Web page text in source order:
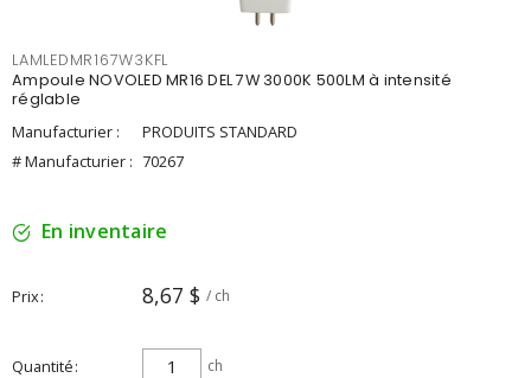
LAMLEDMR167W3KFL
Ampoule NOVOLED MR16 DEL 7W 3000K 500LM à intensité
réglable
Manufacturier :
PRODUITS STANDARD
# Manufacturier : 70267
En inventaire
Prix 8,67 $ / ch
Quantité ch